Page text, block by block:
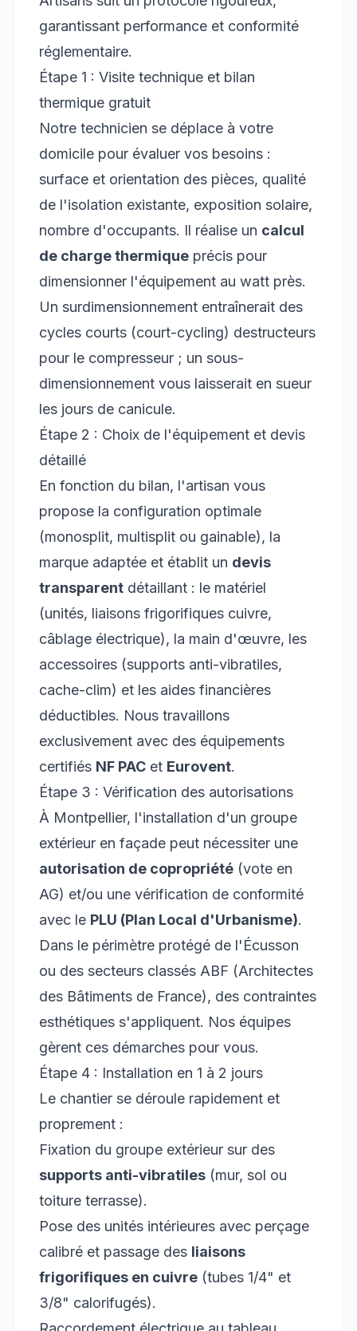
garantissant performance et conformité
réglementaire.
Étape 1 : Visite technique et bilan
thermique gratuit
Notre technicien se déplace à votre
domicile pour évaluer vos besoins :
surface et orientation des pièces, qualité
de l'isolation existante, exposition solaire,
nombre d'occupants. Il réalise un calcul
de charge thermique précis pour
dimensionner l'équipement au watt près.
Un surdimensionnement entraînerait des
cycles courts (court-cycling) destructeurs
pour le compresseur ; un sous-
dimensionnement vous laisserait en sueur
les jours de canicule.
Étape 2 : Choix de l'équipement et devis
détaillé
En fonction du bilan, l'artisan vous
propose la configuration optimale
(monosplit, multisplit ou gainable), la
marque adaptée et établit un devis
transparent détaillant : le matériel
(unités, liaisons frigorifiques cuivre,
câblage électrique), la main d'œuvre, les
accessoires (supports anti-vibratiles,
cache-clim) et les aides financières
déductibles. Nous travaillons
exclusivement avec des équipements
certifiés NF PAC et Eurovent.
Étape 3 : Vérification des autorisations
À Montpellier, l'installation d'un groupe
extérieur en façade peut nécessiter une
autorisation de copropriété (vote en
AG) et/ou une vérification de conformité
avec le PLU (Plan Local d'Urbanisme).
Dans le périmètre protégé de l'Écusson
ou des secteurs classés ABF (Architectes
des Bâtiments de France), des contraintes
esthétiques s'appliquent. Nos équipes
gèrent ces démarches pour vous.
Étape 4 : Installation en 1 à 2 jours
Le chantier se déroule rapidement et
proprement :
Fixation du groupe extérieur sur des
supports anti-vibratiles (mur, sol ou
toiture terrasse).
Pose des unités intérieures avec perçage
calibré et passage des liaisons
frigorifiques en cuivre (tubes 1/4" et
3/8" calorifugés).